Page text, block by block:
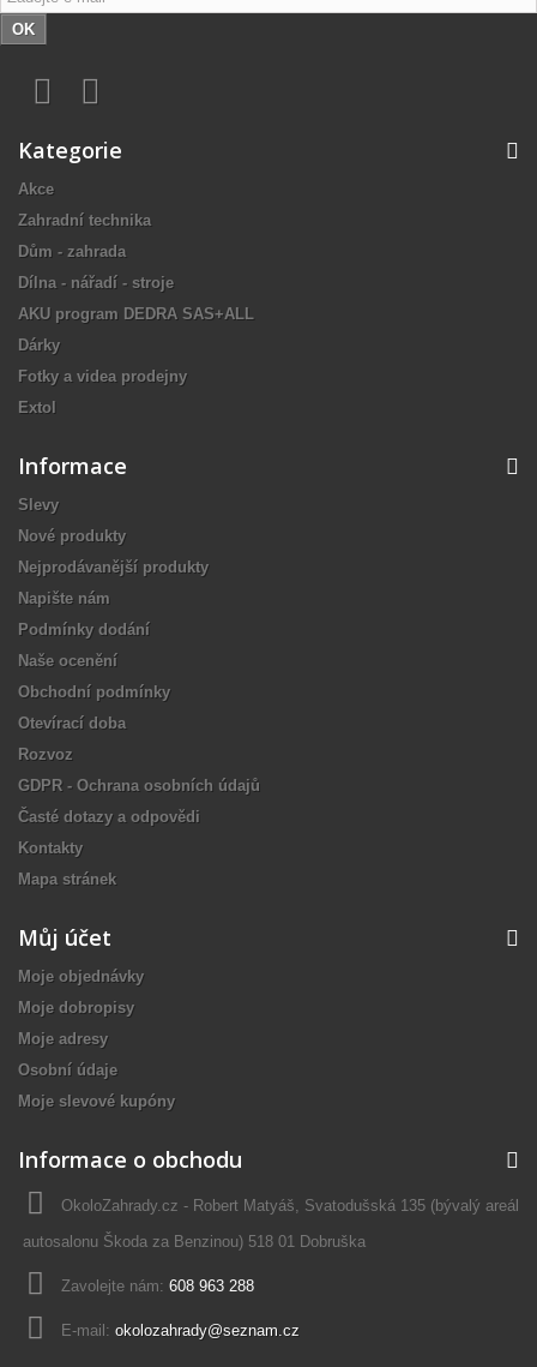
OK
Kategorie
Akce
Zahradní technika
Dům - zahrada
Dílna - nářadí - stroje
AKU program DEDRA SAS+ALL
Dárky
Fotky a videa prodejny
Extol
Informace
Slevy
Nové produkty
Nejprodávanější produkty
Napište nám
Podmínky dodání
Naše ocenění
Obchodní podmínky
Otevírací doba
Rozvoz
GDPR - Ochrana osobních údajů
Časté dotazy a odpovědi
Kontakty
Mapa stránek
Můj účet
Moje objednávky
Moje dobropisy
Moje adresy
Osobní údaje
Moje slevové kupóny
Informace o obchodu
OkoloZahrady.cz - Robert Matyáš, Svatodušská 135 (bývalý areál
autosalonu Škoda za Benzinou) 518 01 Dobruška
Zavolejte nám: 608 963 288
E-mail: okolozahrady@seznam.cz